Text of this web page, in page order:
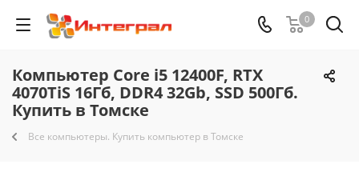
0
Компьютер Core i5 12400F, RTX
4070TiS 16Гб, DDR4 32Gb, SSD 500Гб.
Купить в Томске
Все компьютеры. Купить компьютер в Томске